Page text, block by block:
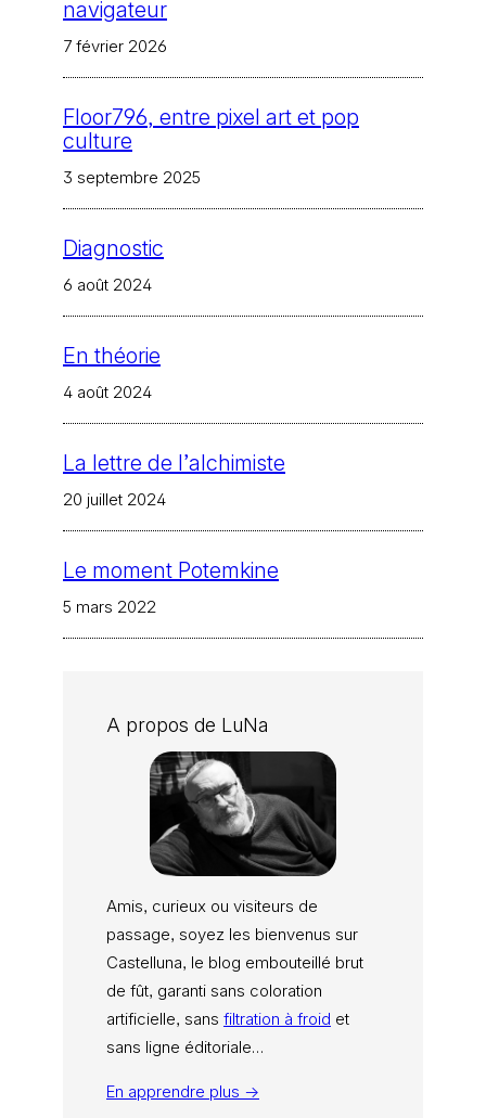
navigateur
7 février 2026
Floor796, entre pixel art et pop
culture
3 septembre 2025
Diagnostic
6 août 2024
En théorie
4 août 2024
La lettre de l’alchimiste
20 juillet 2024
Le moment Potemkine
5 mars 2022
A propos de LuNa
Amis, curieux ou visiteurs de
passage, soyez les bienvenus sur
Castelluna, le blog embouteillé brut
de fût, garanti sans coloration
artificielle, sans filtration à froid et
sans ligne éditoriale…
En apprendre plus →